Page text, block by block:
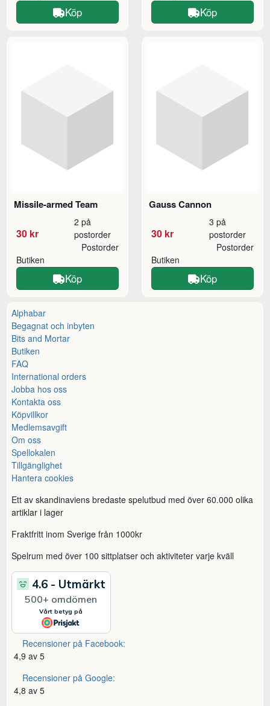
Köp Köp
Missile-armed Team
30 kr
2 på
postorder
Butiken
Postorder
Köp
Gauss Cannon
30 kr
3 på
postorder
Butiken
Postorder
Köp
Alphabar
Begagnat och inbyten
Bits and Mortar
Butiken
FAQ
International orders
Jobba hos oss
Kontakta oss
Köpvillkor
Medlemsavgift
Om oss
Spellokalen
Tillgänglighet
Hantera cookies
Ett av skandinaviens bredaste spelutbud med över 60.000 olika
artiklar i lager
Fraktfritt inom Sverige från 1000kr
Spelrum med över 100 sittplatser och aktiviteter varje kväll
Recensioner på Facebook:
4,9 av 5
Recensioner på Google:
4,8 av 5